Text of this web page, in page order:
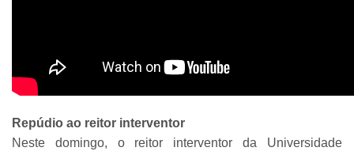
Repúdio ao reitor interventor
Neste domingo, o reitor interventor da Universidade